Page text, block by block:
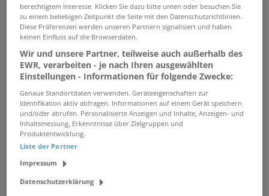
Köln
05.08.2026 /KÖTTER Security SE & Co.KG, Köln/
Köln
Sicherheitsmitarbeiter (m/w/d) in
04.08.2026 /Westdeutscher Wach- und
Schutzdienst Fritz Kötter SE & Co. KG /
Dortmund
Geprüfte Schutz und
Sicherheitskraft -GSSK-(m/w/d)
berechtigtem Interesse. Klicken Sie dazu bitte unten oder besuchen Sie
zu einem beliebigen Zeitpunkt die Seite mit den Datenschutzrichtlinien.
Diese Präferenzen werden unseren Partnern signalisiert und haben
keinen Einfluss auf die Browserdaten.
Wir und unsere Partner, teilweise auch außerhalb des
EWR, verarbeiten - je nach Ihren ausgewählten
Einstellungen - Informationen für folgende Zwecke:
Genaue Standortdaten verwenden. Geräteeigenschaften zur
Identifikation aktiv abfragen. Informationen auf einem Gerät speichern
und/oder abrufen. Personalisierte Anzeigen und Inhalte, Anzeigen- und
Inhaltsmessung, Erkenntnisse über Zielgruppen und
Produktentwicklung.
Liste der Partner
Impressum
Datenschutzerklärung